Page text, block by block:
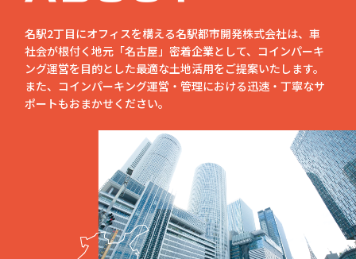
名駅2丁目にオフィスを構える名駅都市開発株式会社は、車
社会が根付く地元「名古屋」密着企業として、コインパーキ
ング運営を目的とした最適な土地活用をご提案いたします。
また、コインパーキング運営・管理における迅速・丁寧なサ
ポートもおまかせください。